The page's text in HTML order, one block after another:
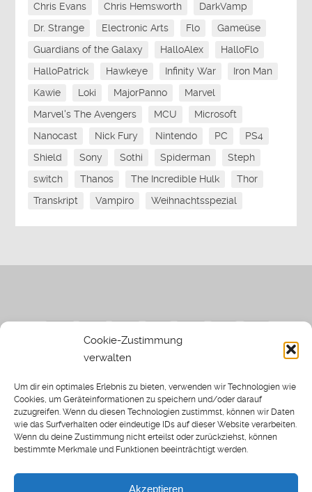
Cookie-Zustimmung
verwalten
Um dir ein optimales Erlebnis zu bieten, verwenden wir Technologien wie
Cookies, um Geräteinformationen zu speichern und/oder darauf
zuzugreifen. Wenn du diesen Technologien zustimmst, können wir Daten
wie das Surfverhalten oder eindeutige IDs auf dieser Website verarbeiten.
Wenn du deine Zustimmung nicht erteilst oder zurückziehst, können
bestimmte Merkmale und Funktionen beeinträchtigt werden.
Akzeptieren
Chris Evans
Chris Hemsworth
DarkVamp
Dr. Strange
Electronic Arts Flo
Gameüse
Guardians of the Galaxy
HalloAlex
HalloFlo
HalloPatrick
Hawkeye Infinity War
Iron Man
Kawie
Loki MajorPanno
Marvel
Marvel's The Avengers
MCU
Microsoft
Nanocast
Nick Fury Nintendo PC
PS4
Shield
Sony Sothi Spiderman
Steph
switch
Thanos The Incredible Hulk
Thor
Transkript
Vampiro Weihnachtsspezial
Spielwiese